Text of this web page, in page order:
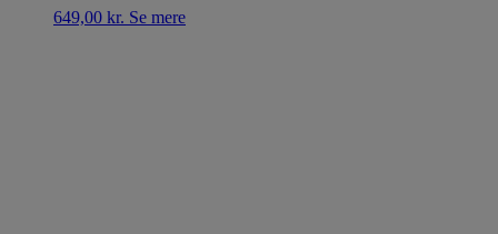
649,00 kr. Se mere